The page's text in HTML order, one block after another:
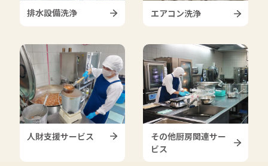
排水設備洗浄 エアコン洗浄
人財支援サービス
その他厨房関連サー
ビス